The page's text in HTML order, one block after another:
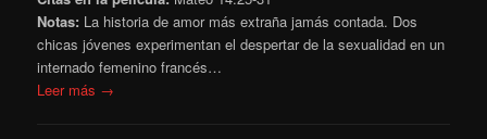
Notas: La historia de amor más extraña jamás contada. Dos
chicas jóvenes experimentan el despertar de la sexualidad en un
internado femenino francés…
Leer más →